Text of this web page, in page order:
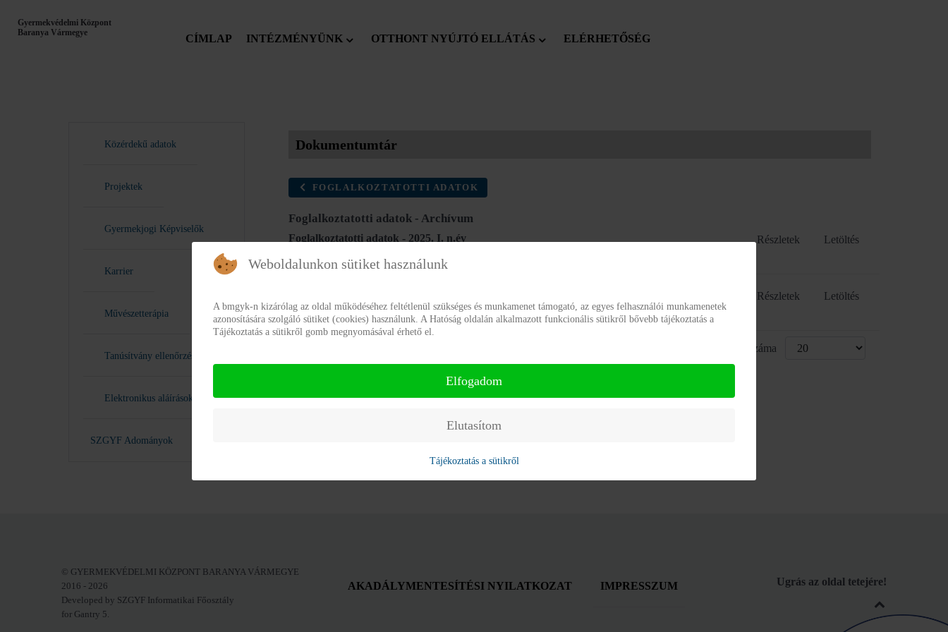
Gyermekvédelmi Központ
Baranya Vármegye
CÍMLAP INTÉZMÉNYÜNK OTTHONT NYÚJTÓ ELLÁTÁS ELÉRHETŐSÉG
Közérdekű adatok
Projektek
Gyermekjogi Képviselők
Karrier
Művészetterápia
Tanúsítvány ellenőrzés
Elektronikus aláírások
SZGYF Adományok
Dokumentumtár
FOGLALKOZTATOTTI ADATOK
Foglalkoztatotti adatok - Archívum
Foglalkoztatotti adatok - 2025. I. n.év
foglalkoztatotti_adatok_2025_1.pdf
Letöltés
Részletek
Foglalkoztatotti_Adatok_2025.pdf
Letöltés
Részletek
Kijelzettek száma
© GYERMEKVÉDELMI KÖZPONT BARANYA VÁRMEGYE
2016 - 2026
Developed by SZGYF Informatikai Főosztály
for Gantry 5.
AKADÁLYMENTESÍTÉSI NYILATKOZAT IMPRESSZUM Ugrás az oldal tetejére!
Weboldalunkon sütiket használunk
A bmgyk-n kizárólag az oldal működéséhez feltétlenül szükséges és munkamenet támogató, az egyes felhasználói munkamenetek
azonosítására szolgáló sütiket (cookies) használunk. A Hatóság oldalán alkalmazott funkcionális sütikről bővebb tájékoztatás a
Tájékoztatás a sütikről gomb megnyomásával érhető el.
Elfogadom
Elutasítom
Tájékoztatás a sütikről